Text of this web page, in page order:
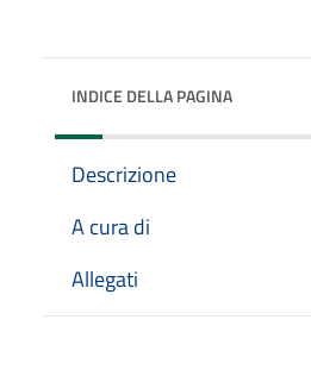
INDICE DELLA PAGINA
Descrizione
A cura di
Allegati